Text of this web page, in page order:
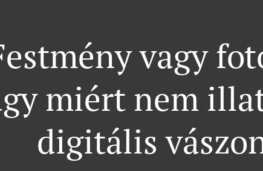
vagy
miért nem
digitális